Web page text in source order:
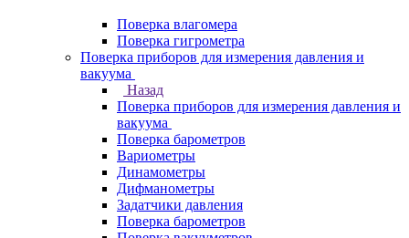
Поверка влагомера
Поверка гигрометра
Поверка приборов для измерения давления и
вакуума
Назад
Поверка приборов для измерения давления и
вакуума
Поверка барометров
Вариометры
Динамометры
Дифманометры
Задатчики давления
Поверка барометров